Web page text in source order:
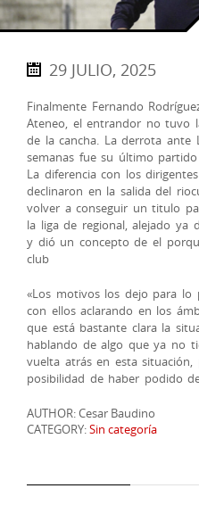
29 JULIO, 2025
Finalmente Fernando
Ateneo, el entrandor no tuvo
de la cancha. La derrota ante
semanas fue su último
La diferencia con los
declinaron en la salida del
volver a conseguir un titulo
la liga de regional, alejado ya
y dió un concepto de el
club
«Los motivos los dejo para
con ellos aclarando en los
que está bastante clara la
hablando de algo que ya no
vuelta atrás en esta
posibilidad de haber podido
AUTHOR: Cesar Baudino
CATEGORY:Sin categoría